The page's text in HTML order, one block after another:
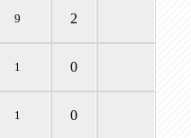
9 2
1 0
1 0